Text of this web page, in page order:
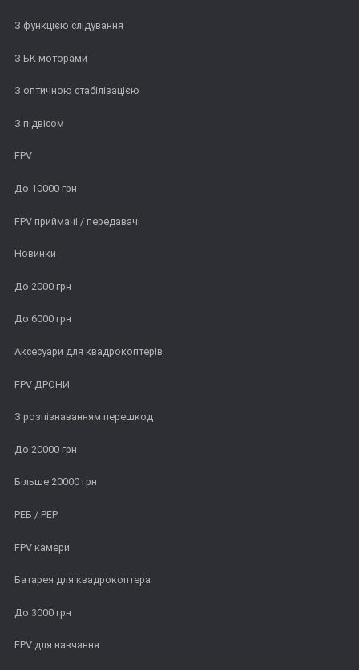
З функцією слідування
З БК моторами
З оптичною стабілізацією
З підвісом
FPV
До 10000 грн
FPV приймачі / передавачі
Новинки
До 2000 грн
До 6000 грн
Аксесуари для квадрокоптерів
FPV ДРОНИ
З розпізнаванням перешкод
До 20000 грн
Більше 20000 грн
РЕБ / РЕР
FPV камери
Батарея для квадрокоптера
До 3000 грн
FPV для навчання